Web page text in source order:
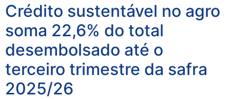
Crédito sustentável no agro
soma 22,6% do total
desembolsado até o
terceiro trimestre da safra
2025/26